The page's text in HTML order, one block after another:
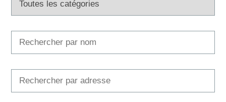
info@kastela-info.hr